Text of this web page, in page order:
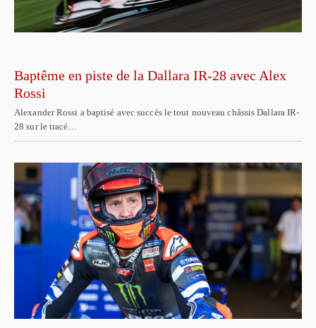
Baptême en piste de la Dallara IR-28 avec Alex
Rossi
Alexander Rossi a baptisé avec succès le tout nouveau châssis Dallara IR-
28 sur le tracé…